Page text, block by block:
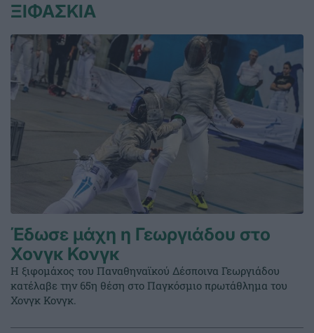
ΞΙΦΑΣΚΙΑ
Έδωσε μάχη η Γεωργιάδου στο
Χονγκ Κονγκ
Η ξιφομάχος του Παναθηναϊκού Δέσποινα Γεωργιάδου
κατέλαβε την 65η θέση στο Παγκόσμιο πρωτάθλημα του
Χονγκ Κονγκ.